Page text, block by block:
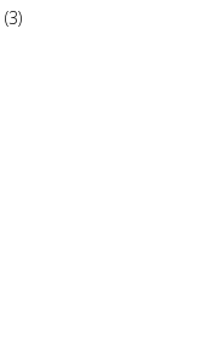
(3)